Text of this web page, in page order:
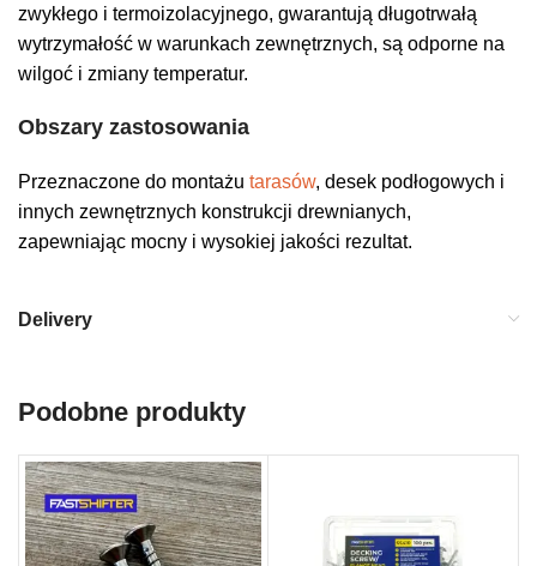
zwykłego i termoizolacyjnego, gwarantują długotrwałą
wytrzymałość w warunkach zewnętrznych, są odporne na
wilgoć i zmiany temperatur.
Obszary zastosowania
Przeznaczone do montażu tarasów, desek podłogowych i
innych zewnętrznych konstrukcji drewnianych,
zapewniając mocny i wysokiej jakości rezultat.
Delivery
Podobne produkty